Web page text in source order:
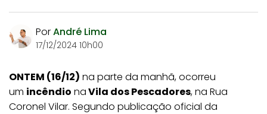
PorAndré Lima
17/12/2024 10h00
ONTEM (16/12) na parte da manhã, ocorreu
um incêndio naVila dos Pescadores, na Rua
Coronel Vilar. Segundo publicação oficial da